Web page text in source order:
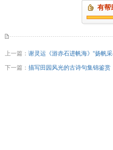
有帮
上一篇： 谢灵运《游赤石进帆海》“扬帆
下一篇： 描写田园风光的古诗句集锦鉴赏